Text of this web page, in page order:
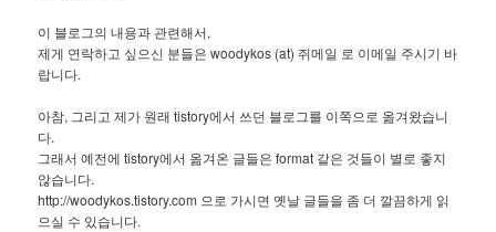
이 블로그의 내용과 관련해서,
제게 연락하고 싶으신 분들은 woodykos (at) 쥐메일 로 이메일 주시기 바
랍니다.
아참, 그리고 제가 원래 tistory에서 쓰던 블로그를 이쪽으로 옮겨왔습니
다.
그래서 예전에 tistory에서 옮겨온 글들은 format 같은 것들이 별로 좋지
않습니다.
http://woodykos.tistory.com 으로 가시면 옛날 글들을 좀 더 깔끔하게 읽
으실 수 있습니다.